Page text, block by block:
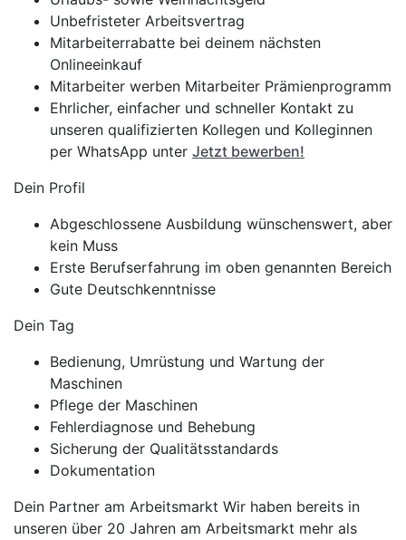
Unbefristeter Arbeitsvertrag
Mitarbeiterrabatte bei deinem nächsten
Onlineeinkauf
Mitarbeiter werben Mitarbeiter Prämienprogramm
Ehrlicher, einfacher und schneller Kontakt zu
unseren qualifizierten Kollegen und Kolleginnen
per WhatsApp unter Jetzt bewerben!
Dein Profil
Abgeschlossene Ausbildung wünschenswert, aber
kein Muss
Erste Berufserfahrung im oben genannten Bereich
Gute Deutschkenntnisse
Dein Tag
Bedienung, Umrüstung und Wartung der
Maschinen
Pflege der Maschinen
Fehlerdiagnose und Behebung
Sicherung der Qualitätsstandards
Dokumentation
Dein Partner am Arbeitsmarkt Wir haben bereits in
unseren über 20 Jahren am Arbeitsmarkt mehr als